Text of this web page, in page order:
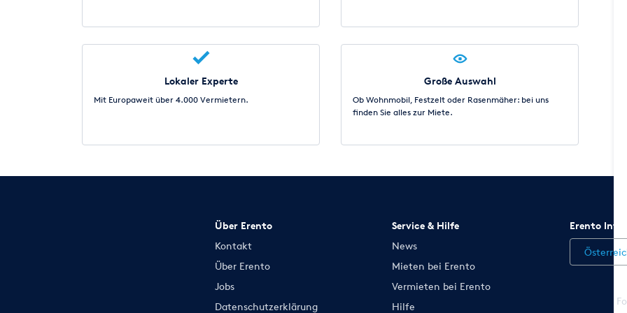
Lokaler Experte
Mit Europaweit über 4.000 Vermietern.
Große Auswahl
Ob Wohnmobil, Festzelt oder Rasenmäher: bei uns
finden Sie alles zur Miete.
Über Erento
Kontakt
Über Erento
Jobs
Datenschutzerklärung
Service & Hilfe
News
Mieten bei Erento
Vermieten bei Erento
Hilfe
Erento